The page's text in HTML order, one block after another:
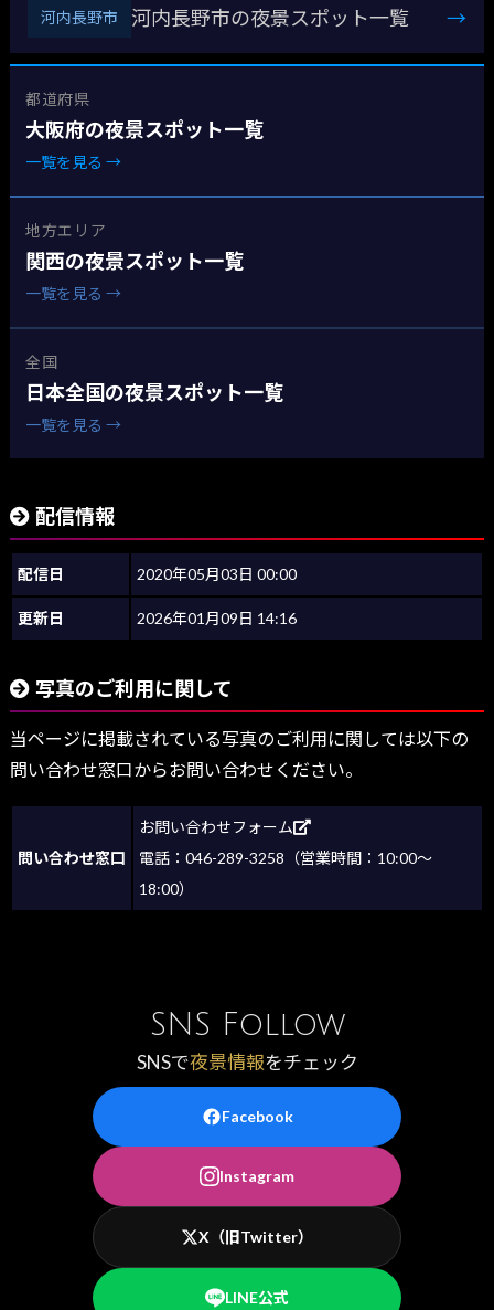
河内長野市 河内長野市の夜景スポット一覧 →
都道府県
大阪府の夜景スポット一覧
一覧を見る →
地方エリア
関西の夜景スポット一覧
一覧を見る →
全国
日本全国の夜景スポット一覧
一覧を見る →
配信情報
配信日 2020年05月03日 00:00
更新日 2026年01月09日 14:16
写真のご利用に関して
当ページに掲載されている写真のご利用に関しては以下の
問い合わせ窓口からお問い合わせください。
問い合わせ窓口
お問い合わせフォーム
電話：046-289-3258（営業時間：10:00～
18:00）
SNS Follow
SNSで夜景情報をチェック
Facebook
Instagram
X（旧Twitter）
LINE公式